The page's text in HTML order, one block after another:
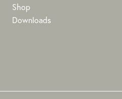
Shop
Downloads